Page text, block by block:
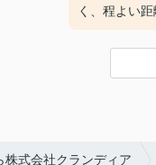
く、程よい
【気になった
手続きまわ
式会社クランディア